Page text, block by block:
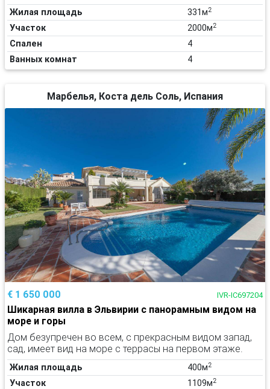
Жилая площадь 331м2
Участок 2000м2
Спален
4
Ванных комнат
4
Марбелья, Коста дель Соль, Испания
€ 1 650 000 IVR-IC697204
Шикарная вилла в Эльвирии с панорамным видом на
море и горы
Дом безупречен во всем, с прекрасным видом запад,
сад, имеет вид на море с террасы на первом этаже.
Жилая площадь 400м2
Участок 1109м2